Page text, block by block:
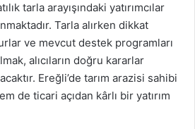
tarla arayışındaki yatırımcılar
Tarla alırken dikkat
ve mevcut destek programları
alıcıların doğru kararlar
Ereğli’de tarım arazisi sahibi
de ticari açıdan kârlı bir yatırım